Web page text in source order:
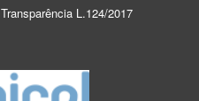
Transparência L.124/2017